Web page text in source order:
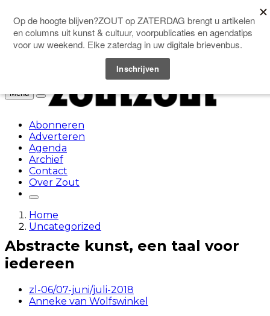
Doneer
Menu
Abonneren
Adverteren
Agenda
Archief
Contact
Over Zout
Home
Uncategorized
Abstracte kunst, een taal voor
iedereen
zl-06/07-juni/juli-2018
Anneke van Wolfswinkel